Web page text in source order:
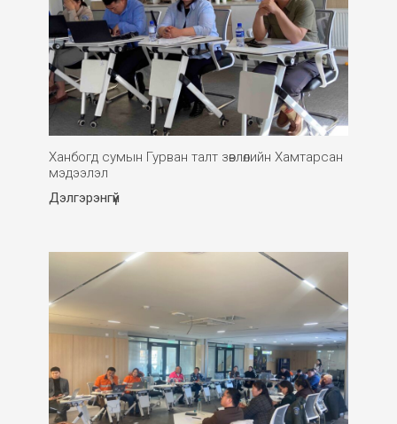
Ханбогд сумын Гурван талт зөвлөлийн Хамтарсан
мэдээлэл
Дэлгэрэнгүй